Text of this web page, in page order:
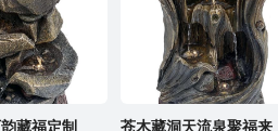
藏福定制 苍木藏洞天流泉聚福来